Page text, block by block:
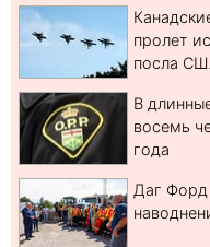
пролет
посла
В
восемь
года
Даг Форд